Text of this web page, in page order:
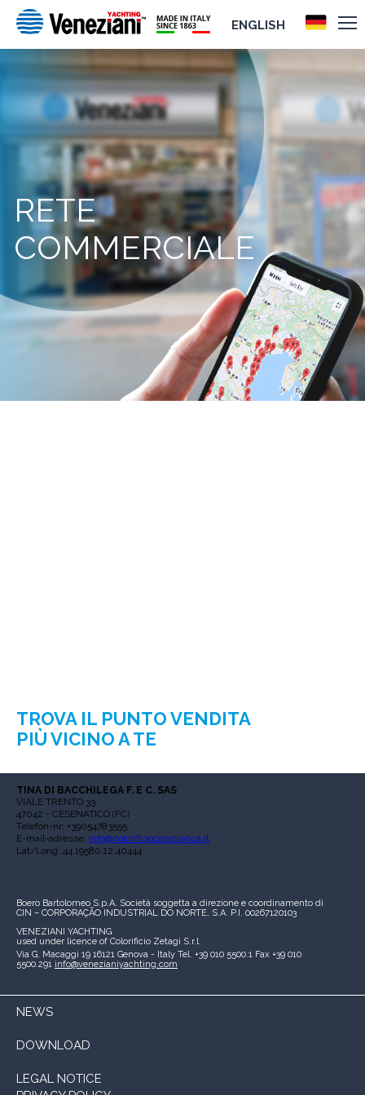
ENGLISH
RETE
COMMERCIALE
TROVA IL PUNTO VENDITA
PIÙ VICINO A TE
TINA DI BACCHILEGA F. E C. SAS
VIALE TRENTO 33
47042 - CESENATICO (FC)
Telefon-nr: +39054783555
E-mail-adresse: info@colorificiocasabianca.it
Lat/Long: 44.19580,12.40444
Boero Bartolomeo S.p.A. Società soggetta a direzione e coordinamento di
CIN – CORPORAÇÃO INDUSTRIAL DO NORTE, S.A. P.I. 00267120103
VENEZIANI YACHTING
used under licence of Colorificio Zetagi S.r.l.
Via G. Macaggi 19 16121 Genova - Italy Tel. +39 010 5500.1 Fax +39 010
5500.291 info@venezianiyachting.com
NEWS
DOWNLOAD
LEGAL NOTICE